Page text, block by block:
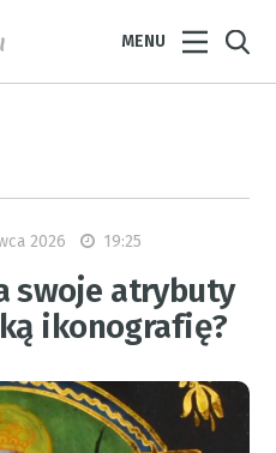
MENU
2026 19:25
swoje atrybuty
ikonografię?